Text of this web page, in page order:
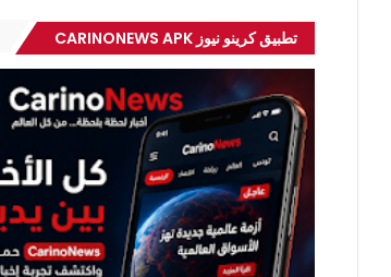
تطبيق كرينو نيوز CARINONEWS APK